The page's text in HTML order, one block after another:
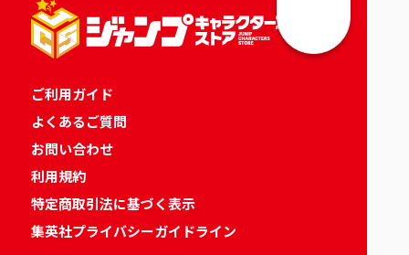
ご利用ガイド
よくあるご質問
お問い合わせ
利用規約
特定商取引法に基づく表示
集英社プライバシーガイドライン